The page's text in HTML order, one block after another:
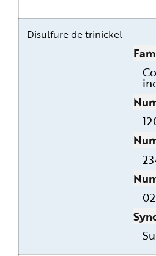
Disulfure de trinickel